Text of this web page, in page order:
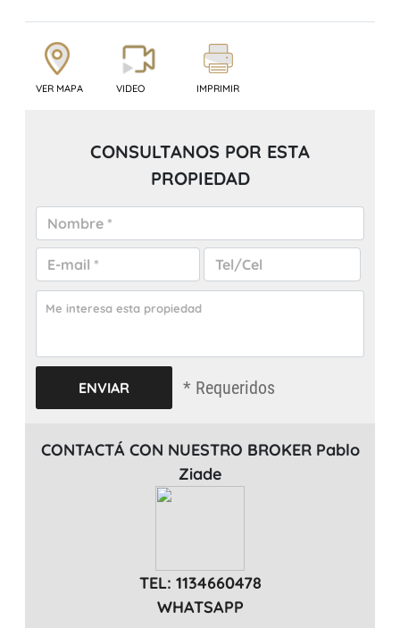
VER MAPA VIDEO IMPRIMIR
CONSULTANOS POR ESTA
PROPIEDAD
* Requeridos
CONTACTÁ CON NUESTRO BROKER Pablo
Ziade
TEL: 1134660478
WHATSAPP